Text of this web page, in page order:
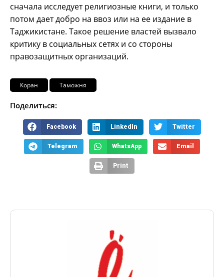
сначала исследует религиозные книги, и только
потом дает добро на ввоз или на ее издание в
Таджикистане. Такое решение властей вызвало
критику в социальных сетях и со стороны
правозащитных организаций.
Коран Таможня
Поделиться:
Facebook LinkedIn Twitter
Telegram WhatsApp Email
Print